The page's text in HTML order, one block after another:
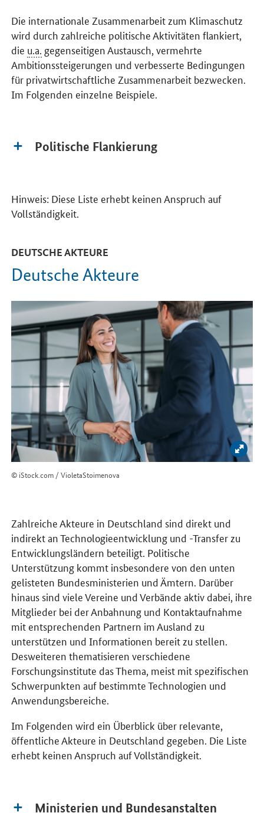
Die internationale Zusammenarbeit zum Klimaschutz
wird durch zahlreiche politische Aktivitäten flankiert,
die u.a. gegenseitigen Austausch, vermehrte
Ambitionssteigerungen und verbesserte Bedingungen
für privatwirtschaftliche Zusammenarbeit bezwecken.
Im Folgenden einzelne Beispiele.
Politische Flankierung
Hinweis: Diese Liste erhebt keinen Anspruch auf
Vollständigkeit.
DEUTSCHE AKTEURE
Deutsche Akteure
Bild
© iStock.com / VioletaStoimenova
Zahlreiche Akteure in Deutschland sind direkt und
indirekt an Technologieentwicklung und -Transfer zu
Entwicklungsländern beteiligt. Politische
Unterstützung kommt insbesondere von den unten
gelisteten Bundesministerien und Ämtern. Darüber
hinaus sind viele Vereine und Verbände aktiv dabei, ihre
Mitglieder bei der Anbahnung und Kontaktaufnahme
mit entsprechenden Partnern im Ausland zu
unterstützen und Informationen bereit zu stellen.
Desweiteren thematisieren verschiedene
Forschungsinstitute das Thema, meist mit spezifischen
Schwerpunkten auf bestimmte Technologien und
Anwendungsbereiche.
Im Folgenden wird ein Überblick über relevante,
öffentliche Akteure in Deutschland gegeben. Die Liste
erhebt keinen Anspruch auf Vollständigkeit.
Ministerien und Bundesanstalten